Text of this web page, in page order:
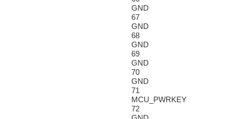
GND
67
GND
68
GND
69
GND
70
GND
71
MCU_PWRKEY
72